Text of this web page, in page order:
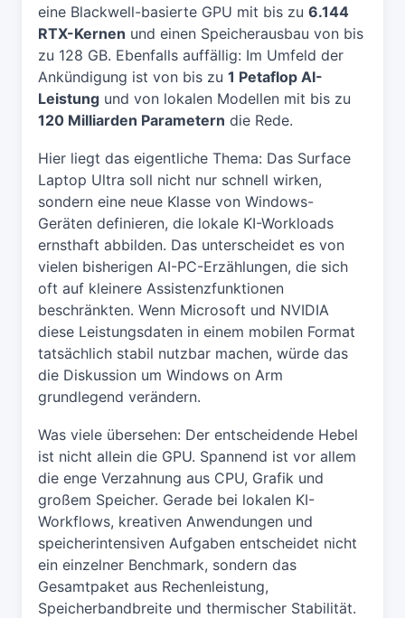
eine Blackwell-basierte GPU mit bis zu 6.144
RTX-Kernen und einen Speicherausbau von bis
zu 128 GB. Ebenfalls auffällig: Im Umfeld der
Ankündigung ist von bis zu 1 Petaflop AI-
Leistung und von lokalen Modellen mit bis zu
120 Milliarden Parametern die Rede.
Hier liegt das eigentliche Thema: Das Surface
Laptop Ultra soll nicht nur schnell wirken,
sondern eine neue Klasse von Windows-
Geräten definieren, die lokale KI-Workloads
ernsthaft abbilden. Das unterscheidet es von
vielen bisherigen AI-PC-Erzählungen, die sich
oft auf kleinere Assistenzfunktionen
beschränkten. Wenn Microsoft und NVIDIA
diese Leistungsdaten in einem mobilen Format
tatsächlich stabil nutzbar machen, würde das
die Diskussion um Windows on Arm
grundlegend verändern.
Was viele übersehen: Der entscheidende Hebel
ist nicht allein die GPU. Spannend ist vor allem
die enge Verzahnung aus CPU, Grafik und
großem Speicher. Gerade bei lokalen KI-
Workflows, kreativen Anwendungen und
speicherintensiven Aufgaben entscheidet nicht
ein einzelner Benchmark, sondern das
Gesamtpaket aus Rechenleistung,
Speicherbandbreite und thermischer Stabilität.